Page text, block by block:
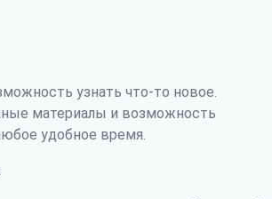
узнать что-то новое.
материалы и возможность
удобное время.